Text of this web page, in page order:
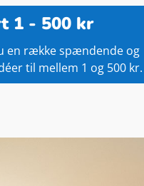
1 - 500 kr
en række spændende og
til mellem 1 og 500 kr.